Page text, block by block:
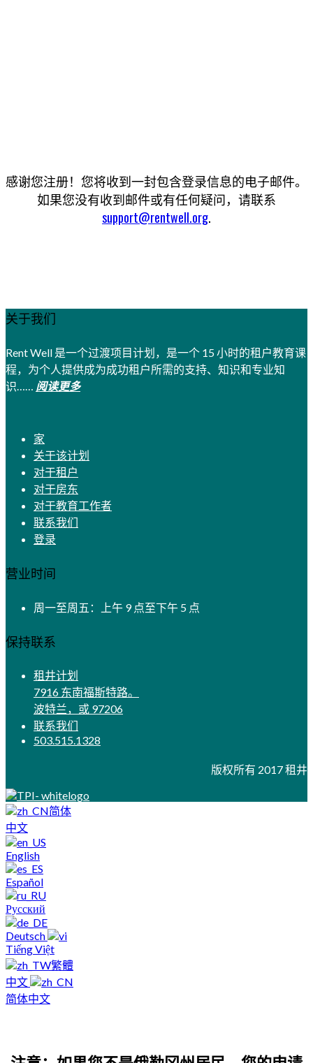
感谢您注册！您将收到一封包含登录信息的电子邮件。
如果您没有收到邮件或有任何疑问，请联系
support@rentwell.org.
关于我们
Rent Well 是一个过渡项目计划，是一个 15 小时的租户教育课
程，为个人提供成为成功租户所需的支持、知识和专业知
识……
阅读更多
家
关于该计划
对于租户
对于房东
对于教育工作者
联系我们
登录
营业时间
周一至周五：上午 9 点至下午 5 点
保持联系
租井计划
7916 东南福斯特路。
波特兰，或 97206
联系我们
503.515.1328
版权所有 2017 租井
简体
中文
English
Español
Русский
Deutsch
Tiếng Việt
繁體
中文
简体中文